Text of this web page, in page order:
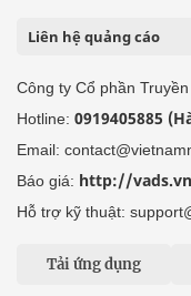
Liên hệ quảng cáo
Công ty Cổ phần
Hotline: 0919405885
Email:
Báo giá: http://vads.vn
Hỗ trợ kỹ thuật:
Tải ứng dụng